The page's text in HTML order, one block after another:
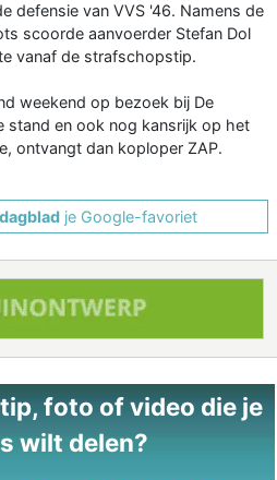
defensie van VVS '46. Namens de
scoorde aanvoerder Stefan Dol
vanaf de strafschopstip.
weekend op bezoek bij De
stand en ook nog kansrijk op het
ontvangt dan koploper ZAP.
je Google-favoriet
foto of video die je
wilt delen?